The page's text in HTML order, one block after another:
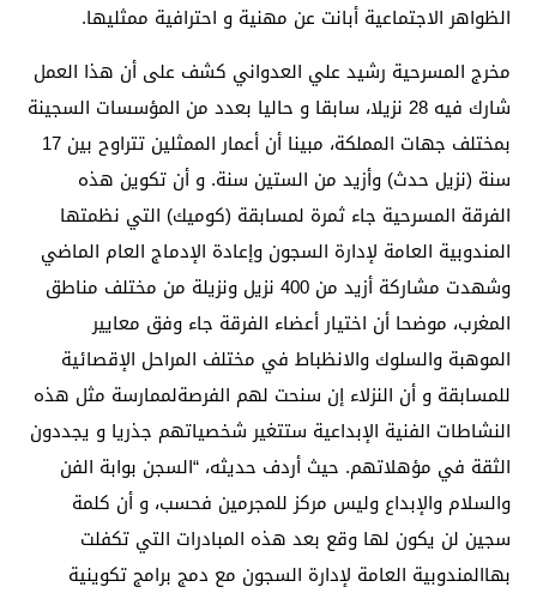
الظواهر الاجتماعية أبانت عن مهنية و احترافية ممثليها.
مخرج المسرحية رشيد علي العدواني كشف على أن هذا العمل
شارك فيه 28 نزيلا، سابقا و حاليا بعدد من المؤسسات السجينة
بمختلف جهات المملكة، مبينا أن أعمار الممثلين تتراوح بين 17
سنة (نزيل حدث) وأزيد من الستين سنة. و أن تكوين هذه
الفرقة المسرحية جاء ثمرة لمسابقة (كوميك) التي نظمتها
المندوبية العامة لإدارة السجون وإعادة الإدماج العام الماضي
وشهدت مشاركة أزيد من 400 نزيل ونزيلة من مختلف مناطق
المغرب، موضحا أن اختيار أعضاء الفرقة جاء وفق معايير
الموهبة والسلوك والانظباط في مختلف المراحل الإقصائية
للمسابقة و أن النزلاء إن سنحت لهم الفرصةلممارسة مثل هذه
النشاطات الفنية الإبداعية ستتغير شخصياتهم جذريا و يجددون
الثقة في مؤهلاتهم. حيث أردف حديثه، “السجن بوابة الفن
والسلام والإبداع وليس مركز للمجرمين فحسب، و أن كلمة
سجين لن يكون لها وقع بعد هذه المبادرات التي تكفلت
بهاالمندوبية العامة لإدارة السجون مع دمج برامج تكوينية